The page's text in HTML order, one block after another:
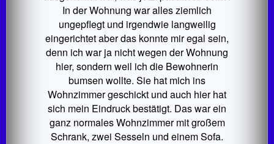
In der Wohnung war alles ziemlich
ungepflegt und irgendwie langweilig
eingerichtet aber das konnte mir egal sein,
denn ich war ja nicht wegen der Wohnung
hier, sondern weil ich die Bewohnerin
bumsen wollte. Sie hat mich ins
Wohnzimmer geschickt und auch hier hat
sich mein Eindruck bestätigt. Das war ein
ganz normales Wohnzimmer mit großem
Schrank, zwei Sesseln und einem Sofa.